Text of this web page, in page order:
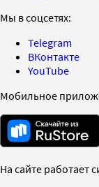
Мы в соцсетях:
Telegram
ВКонтакте
YouTube
Мобильное
На сайте работает